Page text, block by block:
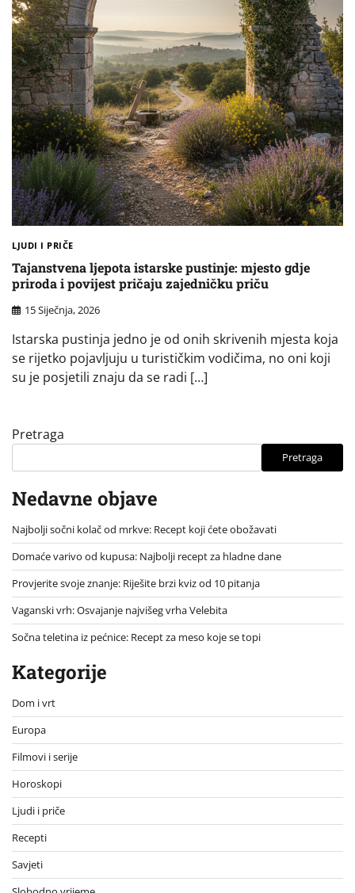
LJUDI I PRIČE
Tajanstvena ljepota istarske pustinje: mjesto gdje
priroda i povijest pričaju zajedničku priču
15 Siječnja, 2026
Istarska pustinja jedno je od onih skrivenih mjesta koja
se rijetko pojavljuju u turističkim vodičima, no oni koji
su je posjetili znaju da se radi […]
Pretraga
Pretraga
Nedavne objave
Najbolji sočni kolač od mrkve: Recept koji ćete obožavati
Domaće varivo od kupusa: Najbolji recept za hladne dane
Provjerite svoje znanje: Riješite brzi kviz od 10 pitanja
Vaganski vrh: Osvajanje najvišeg vrha Velebita
Sočna teletina iz pećnice: Recept za meso koje se topi
Kategorije
Dom i vrt
Europa
Filmovi i serije
Horoskopi
Ljudi i priče
Recepti
Savjeti